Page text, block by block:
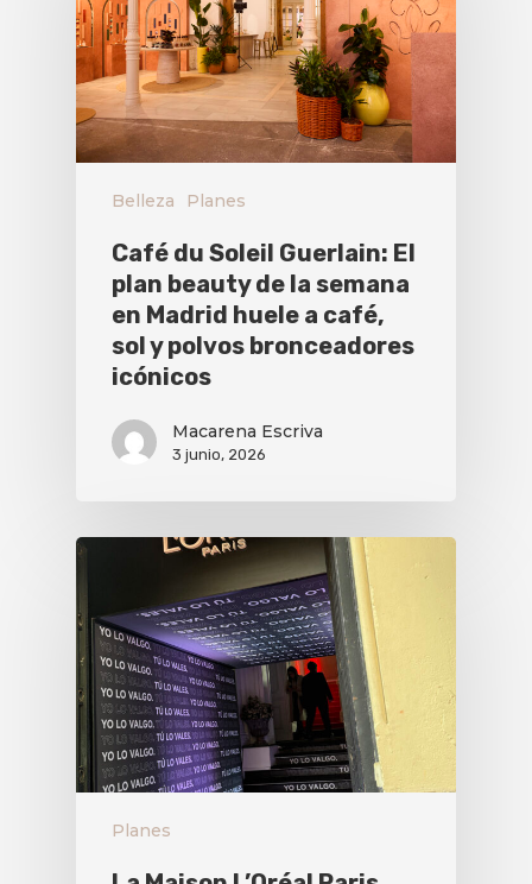
Belleza Planes
Café du Soleil Guerlain: El
plan beauty de la semana
en Madrid huele a café,
sol y polvos bronceadores
icónicos
Macarena Escriva
3 junio, 2026
Planes